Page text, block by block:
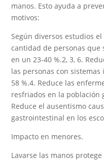
manos. Esto ayuda a
motivos:
Según diversos estudios
cantidad de personas
en un 23-40 %.2, 3, 6.
las personas con
58 %.4. Reduce las
resfriados en la población
Reduce el ausentismo
gastrointestinal en los
Impacto en menores.
Lavarse las manos